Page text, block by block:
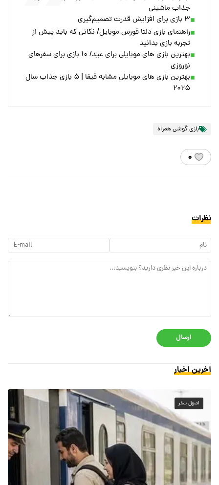
جذاب ماشینی
۳ بازی برای افزایش قدرت تصمیم‌گیری
راهنمای بازی دلتا فورس موبایل/ نکاتی که باید پیش از
تجربه بازی بدانید
بهترین بازی های موبایلی برای عید/ ۱۰ بازی برای سفرهای
نوروزی
بهترین بازی های موبایلی مشابه فیفا | ۵ بازی جذاب سال
۲۰۲۵
بازی گوشی همراه
۰
نظرات
ارسال
آخرین اخبار
اصول سفر